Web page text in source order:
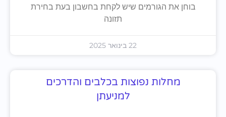
בוחן את הגורמים שיש לקחת בחשבון בעת בחירת
תזונה
22 בינואר 2025
מחלות נפוצות בכלבים והדרכים
למניעתן